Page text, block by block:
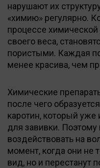
нарушают их
«химию» регулярно.
процессе химической
своего веса,
пористыми. Каждая
менее красива, чем
Химические
после чего
каротин, который уже
для завивки.
воздействовать на
момент, когда они не
вид, но и перестанут